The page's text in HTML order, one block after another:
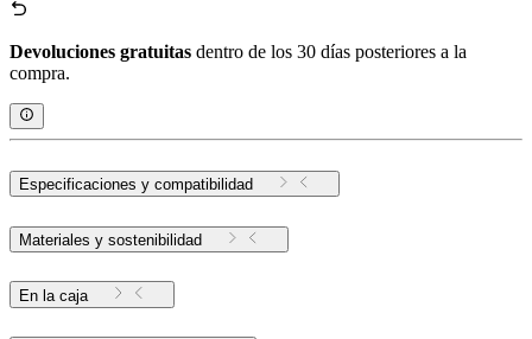
Devoluciones gratuitas dentro de los 30 días posteriores a la
compra.
Especificaciones y compatibilidad
Materiales y sostenibilidad
En la caja